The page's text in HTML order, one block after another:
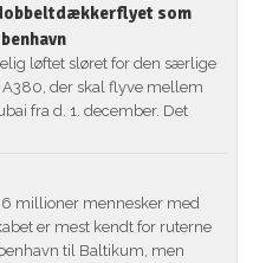
som
løftet sløret for den særlige
A380, der skal flyve mellem
fra d. 1. december. Det
millioner mennesker med
er mest kendt for ruterne
til Baltikum, men